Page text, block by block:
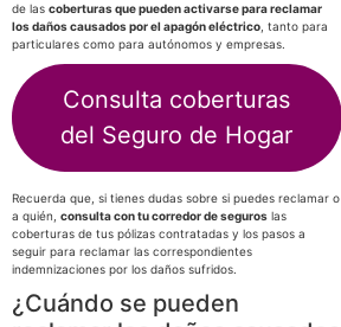
de las coberturas que pueden activarse para reclamar
los daños causados por el apagón eléctrico , tanto para
particulares como para autónomos y empresas.
Consulta coberturas
del Seguro de Hogar
Recuerda que, si tienes dudas sobre si puedes reclamar o
a quién, consulta con tu corredor de seguros las
coberturas de tus pólizas contratadas y los pasos a
seguir para reclamar las correspondientes
indemnizaciones por los daños sufridos.
¿Cuándo se pueden